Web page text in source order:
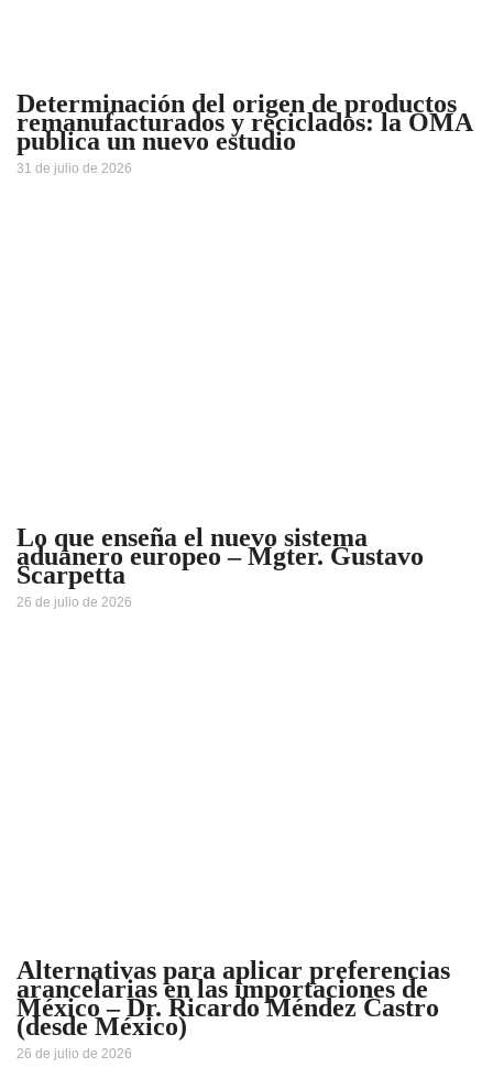
Determinación del origen de productos
remanufacturados y reciclados: la OMA
publica un nuevo estudio
31 de julio de 2026
Lo que enseña el nuevo sistema
aduanero europeo – Mgter. Gustavo
Scarpetta
26 de julio de 2026
Alternativas para aplicar preferencias
arancelarias en las importaciones de
México – Dr. Ricardo Méndez Castro
(desde México)
26 de julio de 2026